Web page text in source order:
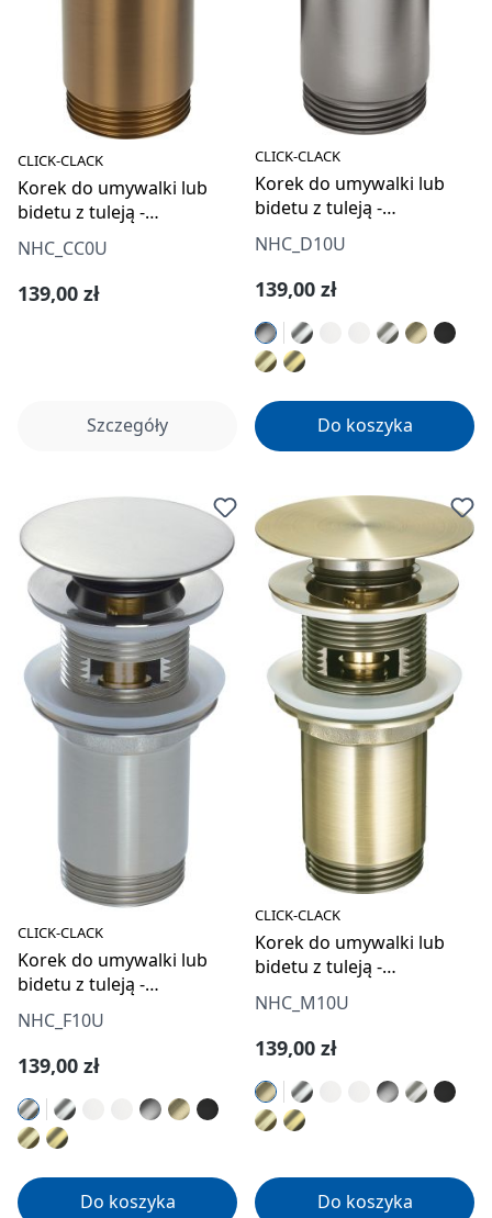
CLICK-CLACK
Korek do umywalki lub
bidetu z tuleją -
uniwersalny
NHC_CC0U
Cena regularna:
139,00 zł
Szczegóły
CLICK-CLACK
Korek do umywalki lub
bidetu z tuleją -
uniwersalny
NHC_D10U
Cena regularna:
139,00 zł
Do koszyka
CLICK-CLACK
Korek do umywalki lub
bidetu z tuleją -
uniwersalny
NHC_F10U
Cena regularna:
139,00 zł
Do koszyka
CLICK-CLACK
Korek do umywalki lub
bidetu z tuleją -
uniwersalny
NHC_M10U
Cena regularna:
139,00 zł
Do koszyka